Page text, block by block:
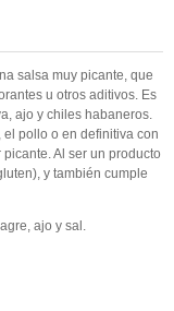
salsa muy picante, que
u otros aditivos. Es
ajo y chiles habaneros.
el pollo o en definitiva con
Al ser un producto
y también cumple
ajo y sal.